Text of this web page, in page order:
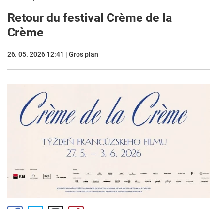
Retour du festival Crème de la
Crème
26. 05. 2026 12:41 | Gros plan